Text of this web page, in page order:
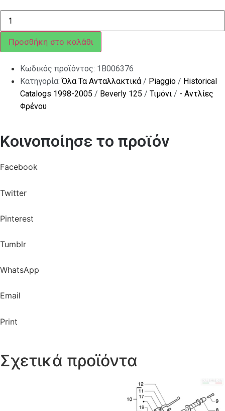
ΒΙΔΑ
ΑΝΤΙΒΑΡΟΥ
ΤΙΜ
HEX-
RUN
FX/R
ποσότητα
Προσθήκη στο καλάθι
Κωδικός προϊόντος: 1B006376
Κατηγορία:Όλα Τα Ανταλλακτικά/ Piaggio / Historical
Catalogs 1998-2005 / Beverly 125 / Τιμόνι / - Αντλίες
Φρένου
Κοινοποίησε το προϊόν
Facebook
Twitter
Pinterest
Tumblr
WhatsApp
Email
Print
Σχετικά προϊόντα